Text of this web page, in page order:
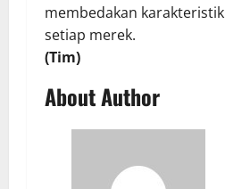
membedakan karakteristik
setiap merek.
(Tim)
About Author